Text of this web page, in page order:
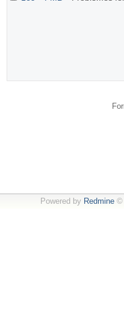
Powered by Redmine©